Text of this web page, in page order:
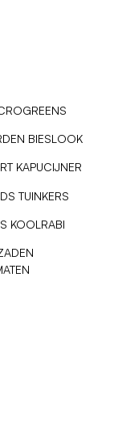
BIESLOOK
KAPUCIJNER
TUINKERS
KOOLRABI